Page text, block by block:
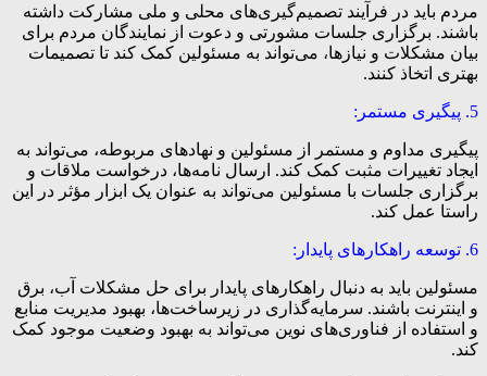
مردم باید در فرآیند تصمیم‌گیری‌های محلی و ملی مشارکت داشته
باشند. برگزاری جلسات مشورتی و دعوت از نمایندگان مردم برای
بیان مشکلات و نیازها، می‌تواند به مسئولین کمک کند تا تصمیمات
بهتری اتخاذ کنند.
5. پیگیری مستمر:
پیگیری مداوم و مستمر از مسئولین و نهادهای مربوطه، می‌تواند به
ایجاد تغییرات مثبت کمک کند. ارسال نامه‌ها، درخواست ملاقات و
برگزاری جلسات با مسئولین می‌تواند به عنوان یک ابزار مؤثر در این
راستا عمل کند.
6. توسعه راهکارهای پایدار:
مسئولین باید به دنبال راهکارهای پایدار برای حل مشکلات آب، برق
و اینترنت باشند. سرمایه‌گذاری در زیرساخت‌ها، بهبود مدیریت منابع
و استفاده از فناوری‌های نوین می‌تواند به بهبود وضعیت موجود کمک
کند.